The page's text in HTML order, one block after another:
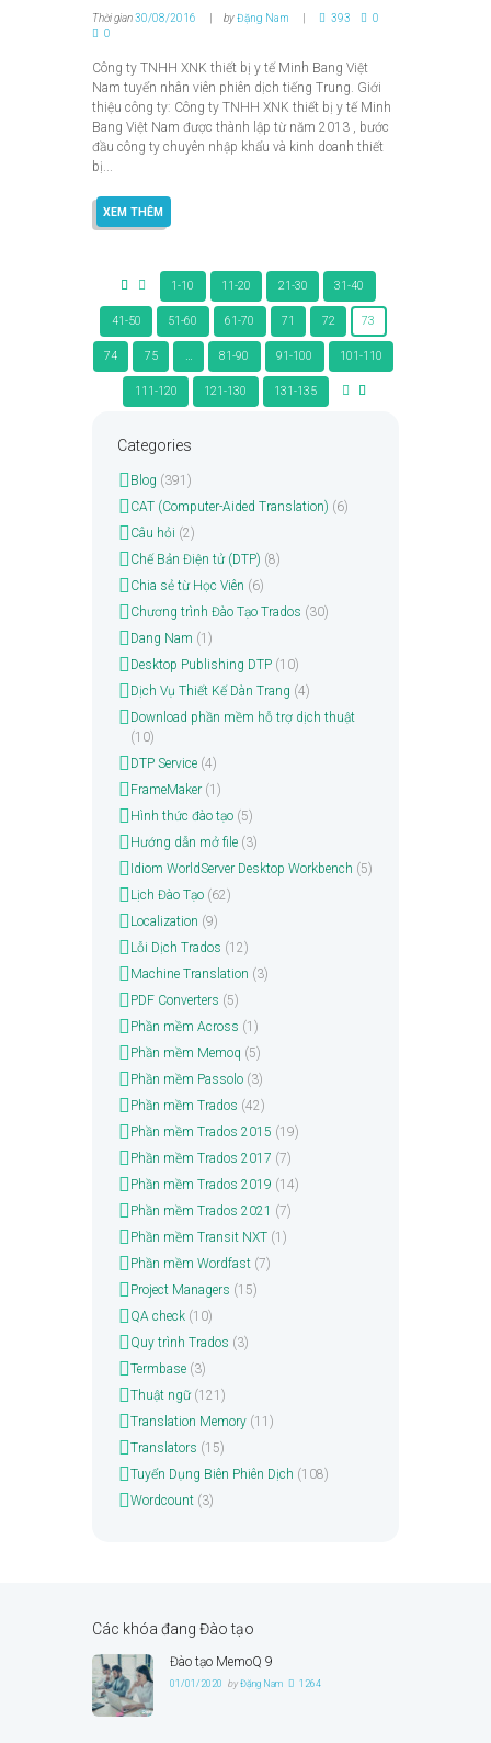
Thời gian30/08/2016 byĐặng Nam 393
0
0
Công ty TNHH XNK thiết bị y tế Minh Bang Việt
Nam tuyển nhân viên phiên dịch tiếng Trung. Giới
thiệu công ty: Công ty TNHH XNK thiết bị y tế Minh
Bang Việt Nam được thành lập từ năm 2013 , bước
đầu công ty chuyên nhập khẩu và kinh doanh thiết
bị...
XEM THÊM
1-10 11-20 21-30 31-40
41-50 51-60 61-70 71 72 73
74 75 … 81-90 91-100 101-110
111-120 121-130 131-135
Categories
Blog (391)
CAT (Computer-Aided Translation) (6)
Câu hỏi (2)
Chế Bản Điện tử (DTP) (8)
Chia sẻ từ Học Viên (6)
Chương trình Đào Tạo Trados (30)
Dang Nam (1)
Desktop Publishing DTP(10)
Dịch Vụ Thiết Kế Dàn Trang (4)
Download phần mềm hỗ trợ dịch thuật
(10)
DTP Service(4)
FrameMaker(1)
Hình thức đào tạo(5)
Hướng dẫn mở file(3)
Idiom WorldServer Desktop Workbench (5)
Lịch Đào Tạo(62)
Localization (9)
Lỗi Dịch Trados (12)
Machine Translation (3)
PDF Converters (5)
Phần mềm Across (1)
Phần mềm Memoq (5)
Phần mềm Passolo(3)
Phần mềm Trados (42)
Phần mềm Trados 2015 (19)
Phần mềm Trados 2017 (7)
Phần mềm Trados 2019 (14)
Phần mềm Trados 2021 (7)
Phần mềm Transit NXT(1)
Phần mềm Wordfast(7)
Project Managers (15)
QA check(10)
Quy trình Trados (3)
Termbase(3)
Thuật ngữ(121)
Translation Memory(11)
Translators (15)
Tuyển Dụng Biên Phiên Dịch (108)
Wordcount(3)
Các khóa đang Đào tạo
Đào tạo MemoQ 9
01/01/2020 byĐặng Nam 1264